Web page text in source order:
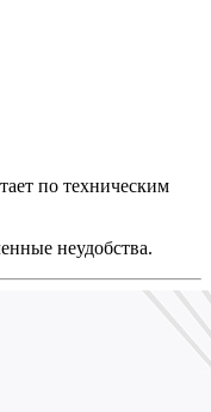
по техническим
неудобства.